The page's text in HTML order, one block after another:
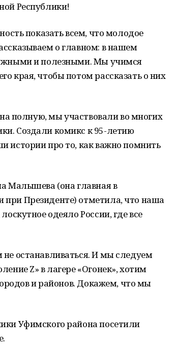
Республики!
показать всем, что молодое
о главном: в нашем
и полезными. Мы учимся
края, чтобы потом рассказать о них
полную, мы участвовали во многих
Создали комикс к 95-летию
истории про то, как важно помнить
Малышева (она главная в
Президенте) отметила, что наша
одеяло России, где все
останавливаться. И мы следуем
Z» в лагере «Огонек», хотим
и районов. Докажем, что мы
Уфимского района посетили